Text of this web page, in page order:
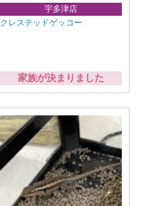
宇多津店
クレステッドゲッコー
家族が決まりました